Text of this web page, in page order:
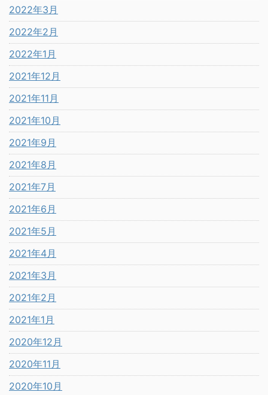
2022年3月
2022年2月
2022年1月
2021年12月
2021年11月
2021年10月
2021年9月
2021年8月
2021年7月
2021年6月
2021年5月
2021年4月
2021年3月
2021年2月
2021年1月
2020年12月
2020年11月
2020年10月